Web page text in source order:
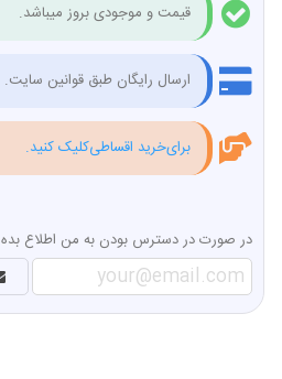
قیمت و موجودی بروز میباشد.
ارسال رایگان طبق قوانین سایت.
برای‌خرید اقساطی‌کلیک کنید.
در صورت در دسترس بودن به من اطلاع بده